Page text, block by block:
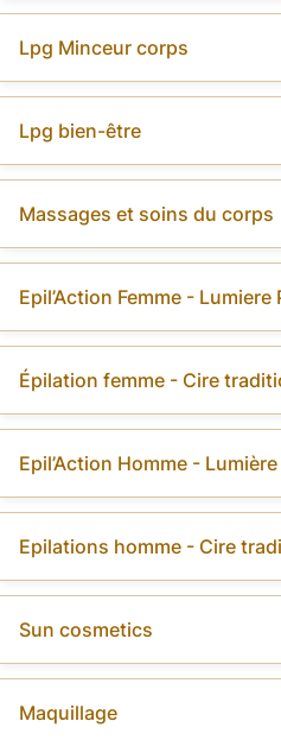
Lpg Minceur corps
Lpg bien-être
Massages et soins du corps
Epil’Action Femme -
Épilation femme - Cire
Epil’Action Homme -
Epilations homme - Cire
Sun cosmetics
Maquillage